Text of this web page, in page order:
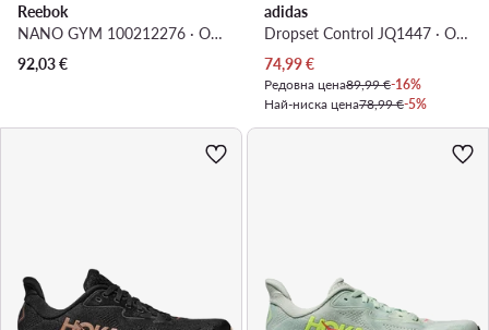
Reebok
NANO GYM 100212276 · Обувки за фитнес зала
92,03€
adidas
Dropset Control JQ1447 · Обувки за фитнес зала
Актуална цена
74,99€
Редовна цена89,99 €-16%
Най-ниска цена78,99 €-5%